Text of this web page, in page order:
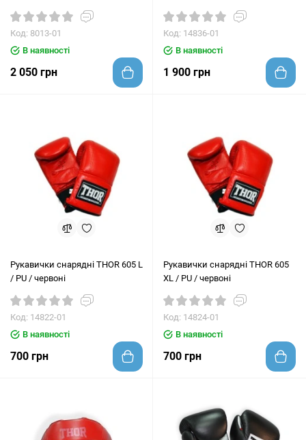
Код: 8013-01
В наявності
2 050 грн
Код: 14836-01
В наявності
1 900 грн
Рукавички снарядні THOR 605 L
/ PU / червоні
Код: 14822-01
В наявності
700 грн
Рукавички снарядні THOR 605
XL / PU / червоні
Код: 14824-01
В наявності
700 грн